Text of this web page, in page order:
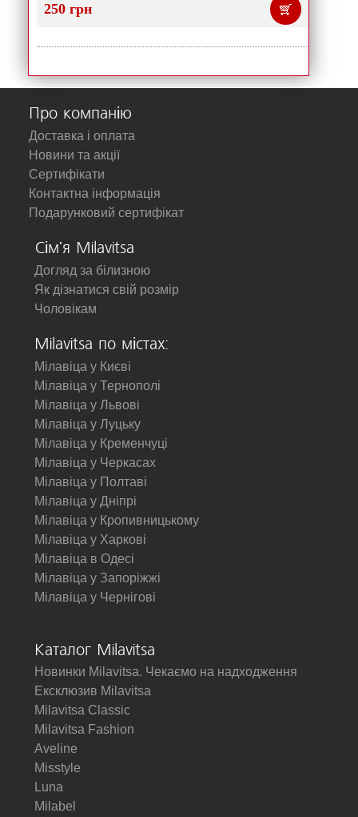
250 грн
Про компанію
Доставка і оплата
Новини та акції
Сертифікати
Контактна інформація
Подарунковий сертифікат
Сім'я Milavitsa
Догляд за білизною
Як дізнатися свій розмір
Чоловікам
Milavitsa по містах:
Мілавіца у Києві
Мілавіца у Тернополі
Мілавіца у Львові
Мілавіца у Луцьку
Мілавіца у Кременчуці
Мілавіца у Черкасах
Мілавіца у Полтаві
Мілавіца у Дніпрі
Мілавіца у Кропивницькому
Мілавіца у Харкові
Мілавіца в Одесі
Мілавіца у Запоріжжі
Мілавіца у Чернігові
Каталог Milavitsa
Новинки Milavitsa. Чекаємо на надходження
Ексклюзив Milavitsa
Milavitsa Classic
Milavitsa Fashion
Aveline
Misstyle
Luna
Milabel